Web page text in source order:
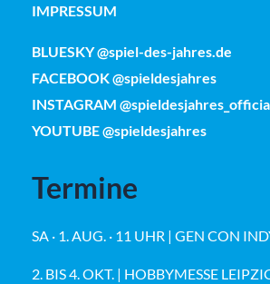
IMPRESSUM
BLUESKY @spiel-des-jahres.de
FACEBOOK @spieldesjahres
INSTAGRAM
YOUTUBE @spieldesjahres
Termine
SA · 1. AUG. · 11 UHR | GEN CON
2. BIS 4. OKT. | HOBBYMESSE